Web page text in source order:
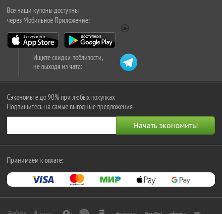
Все наши купоны доступны
через Мобильное Приложение:
Ищите скидки поблизости,
не выходя из чата:
Сэкономьте до 90% при любых покупках
Подпишитесь на самые выгодные предложения
Принимаем к оплате: